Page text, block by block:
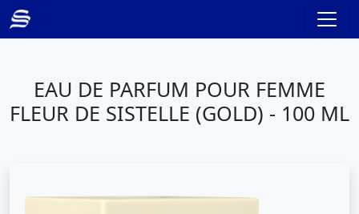
EAU DE PARFUM POUR FEMME
FLEUR DE SISTELLE (GOLD) - 100 ML